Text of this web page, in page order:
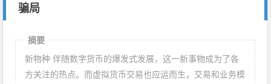
骗局
摘要
新物种 伴随数字货币的爆发式发展，这一新事物成为了各
方关注的热点。而虚拟货币交易也应运而生，交易和业务模